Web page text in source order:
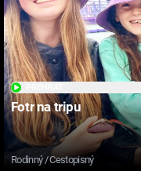
Fotr na tripu
Rodinný / Cestopisný